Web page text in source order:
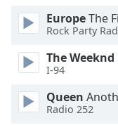
Opacity
Caption
Background
Color
EuropeThe
Rock Party
The Weeknd
I-94
Queen
Radio 252